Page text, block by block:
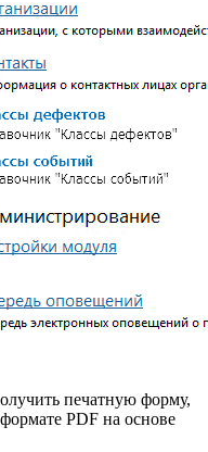
печатную форму,
PDF на основе